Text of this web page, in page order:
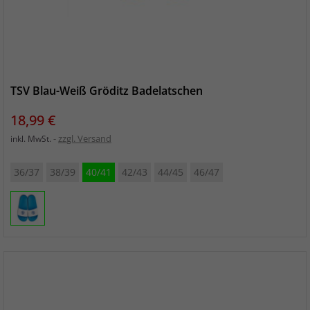
TSV Blau-Weiß Gröditz Badelatschen
Preis
18,99 €
inkl. MwSt. zzgl. Versand
36/37 38/39 40/41 42/43 44/45 46/47